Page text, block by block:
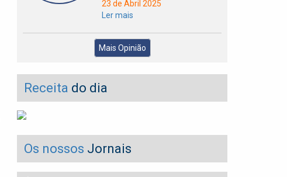
23 de Abril 2025
Ler mais
Mais Opinião
Receita do dia
Os nossos Jornais